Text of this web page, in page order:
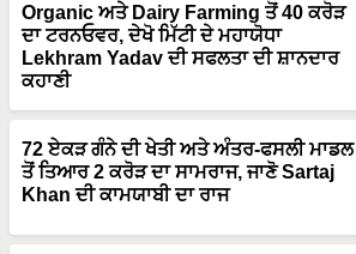
Organic ਅਤੇ Dairy Farming ਤੋਂ 40 ਕਰੋੜ
ਦਾ ਟਰਨਓਵਰ, ਦੇਖੋ ਮਿੱਟੀ ਦੇ ਮਹਾਯੋਧਾ
Lekhram Yadav ਦੀ ਸਫਲਤਾ ਦੀ ਸ਼ਾਨਦਾਰ
ਕਹਾਣੀ
72 ਏਕੜ ਗੰਨੇ ਦੀ ਖੇਤੀ ਅਤੇ ਅੰਤਰ-ਫਸਲੀ ਮਾਡਲ
ਤੋਂ ਤਿਆਰ 2 ਕਰੋੜ ਦਾ ਸਾਮਰਾਜ, ਜਾਣੋ Sartaj
Khan ਦੀ ਕਾਮਯਾਬੀ ਦਾ ਰਾਜ